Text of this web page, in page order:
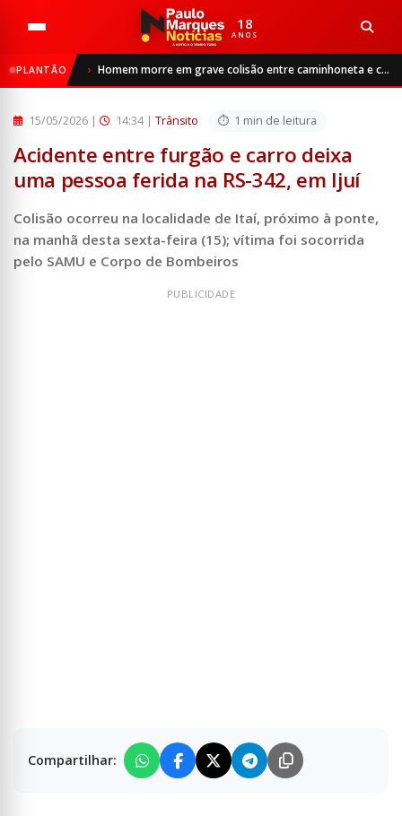
18
ANOS
PLANTÃO Homem morre em grave colisão entre caminhoneta e caminhão na RS-342, entre Ijuí e Catuípe
Trânsito
Acidente entre furgão e carro deixa uma pessoa ferida na ...
15/05/2026 | 14:34 | Trânsito 1 min de leitura
Acidente entre furgão e carro deixa
uma pessoa ferida na RS-342, em Ijuí
Colisão ocorreu na localidade de Itaí, próximo à ponte,
na manhã desta sexta-feira (15); vítima foi socorrida
pelo SAMU e Corpo de Bombeiros
Compartilhar: